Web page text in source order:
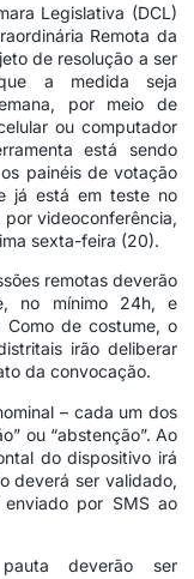
Legislativa (DCL)
Remota da
de resolução a ser
a medida seja
por meio de
ou computador
está sendo
painéis de votação
já está em teste no
por videoconferência,
sexta-feira (20).
remotas deverão
no mínimo 24h, e
de costume, o
irão deliberar
da convocação.
– cada um dos
ou “abstenção”. Ao
do dispositivo irá
deverá ser validado,
por SMS ao
deverão ser